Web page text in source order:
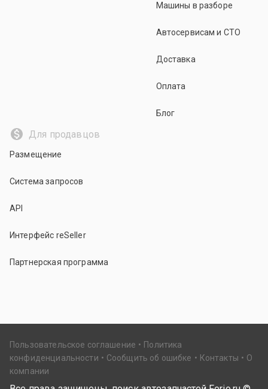
Машины в разборе
Автосервисам и СТО
Доставка
Оплата
Блог
Для продавцов
Размещение
Система запросов
API
Интерфейс reSeller
Партнерская программа
Пользовательское соглашение
Политика
конфиденциальности
Сообщить об ошибке Контакты
О
компании